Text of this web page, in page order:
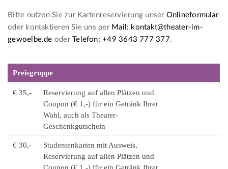
Bitte nutzen Sie zur Kartenreservierung unser Onlineformular
oder kontaktieren Sie uns per Mail: kontakt@theater-im-
gewoelbe.de oderTelefon: +49 3643 777 377.
Preisgruppe
€ 35,-
Reservierung auf allen Plätzen und
Coupon (€ 1,-) für ein Getränk Ihrer
Wahl, auch als Theater-
Geschenkgutschein
€ 30,-
Studentenkarten mit Ausweis,
Reservierung auf allen Plätzen und
Coupon (€ 1,-) für ein Getränk Ihrer